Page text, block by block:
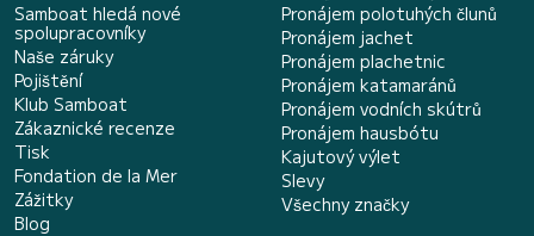
Samboat hledá nové
spolupracovníky
Naše záruky
Pojištění
Klub Samboat
Zákaznické recenze
Tisk
Fondation de la Mer
Zážitky
Blog
Pronájem polotuhých člunů
Pronájem jachet
Pronájem plachetnic
Pronájem katamaránů
Pronájem vodních skútrů
Pronájem hausbótu
Kajutový výlet
Slevy
Všechny značky